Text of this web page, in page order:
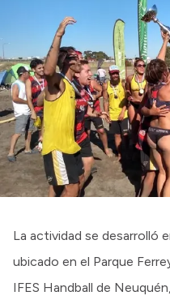
La actividad se desarrolló
ubicado en el Parque
IFES Handball de